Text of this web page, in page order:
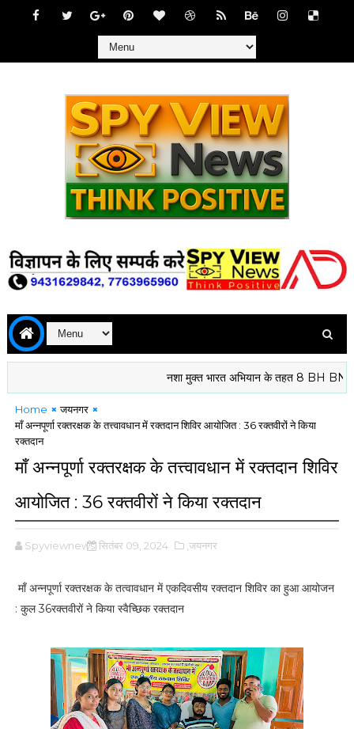
नशा मुक्त भारत अभियान के तहत 8 BH BN NCC
Home
जयनगर
माँ अन्नपूर्णा रक्तरक्षक के तत्त्वावधान में रक्तदान शिविर आयोजित : 36 रक्तवीरों ने किया
रक्तदान
माँ अन्नपूर्णा रक्तरक्षक के तत्त्वावधान में रक्तदान शिविर
आयोजित : 36 रक्तवीरों ने किया रक्तदान
Spyviewnews सितंबर 09, 2024 ,जयनगर
माँ अन्नपूर्णा रक्तरक्षक के तत्वावधान में एकदिवसीय रक्तदान शिविर का हुआ आयोजन
: कुल 36रक्तवीरों ने किया स्वैच्छिक रक्तदान